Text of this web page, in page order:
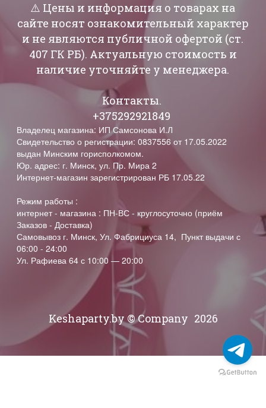
⚠️ Цены и информация о товарах на
сайте носят ознакомительный характер
и не являются публичной офертой (ст.
407 ГК РБ). Актуальную стоимость и
наличие уточняйте у менеджера.
Контакты.
+375292921849
Владелец магазина: ИП Самсонова И.Л
Свидетельство о регистрации: 0837556 от 17.05.2022
выдан Минским горисполкомом.
Юр. адрес: г. Минск, ул. Пр. Мира 2
Интернет-магазин зарегистрирован РБ 17.05.22
Режим работы :
интернет - магазина : ПН-ВС - круглосуточно (приём
Заказов - Доставка)
Самовывоз г. Минск, Ул. Фабрициуса 14, Пункт выдачи с
06:00 - 24:00
Ул. Рафиева 64 с 10:00 — 20:00
Keshaparty.by © Company 2026